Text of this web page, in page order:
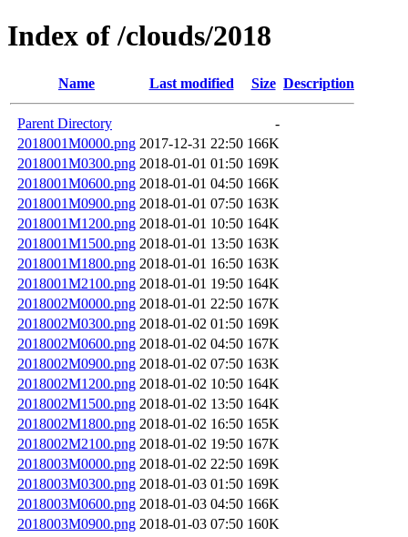
Index of /clouds/2018
Name Last modified Size Description
Parent Directory
-
2018001M0000.png 2017-12-31 22:50 166K
2018001M0300.png 2018-01-01 01:50 169K
2018001M0600.png 2018-01-01 04:50 166K
2018001M0900.png 2018-01-01 07:50 163K
2018001M1200.png 2018-01-01 10:50 164K
2018001M1500.png 2018-01-01 13:50 163K
2018001M1800.png 2018-01-01 16:50 163K
2018001M2100.png 2018-01-01 19:50 164K
2018002M0000.png 2018-01-01 22:50 167K
2018002M0300.png 2018-01-02 01:50 169K
2018002M0600.png 2018-01-02 04:50 167K
2018002M0900.png 2018-01-02 07:50 163K
2018002M1200.png 2018-01-02 10:50 164K
2018002M1500.png 2018-01-02 13:50 164K
2018002M1800.png 2018-01-02 16:50 165K
2018002M2100.png 2018-01-02 19:50 167K
2018003M0000.png 2018-01-02 22:50 169K
2018003M0300.png 2018-01-03 01:50 169K
2018003M0600.png 2018-01-03 04:50 166K
2018003M0900.png 2018-01-03 07:50 160K